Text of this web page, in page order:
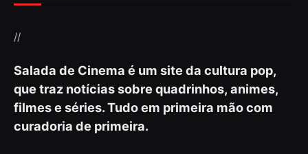
//
Salada de Cinema é um site da cultura pop,
que traz notícias sobre quadrinhos, animes,
filmes e séries. Tudo em primeira mão com
curadoria de primeira.